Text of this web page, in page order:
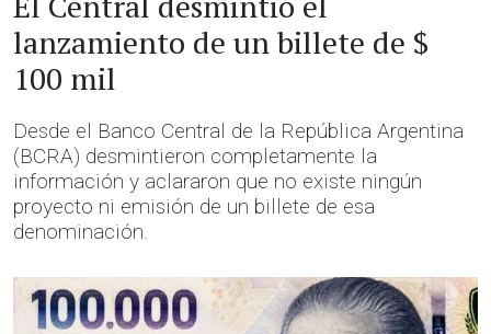
lanzamiento de un billete de $
100 mil
Desde el Banco Central de la República Argentina
(BCRA) desmintieron completamente la
información y aclararon que no existe ningún
proyecto ni emisión de un billete de esa
denominación.